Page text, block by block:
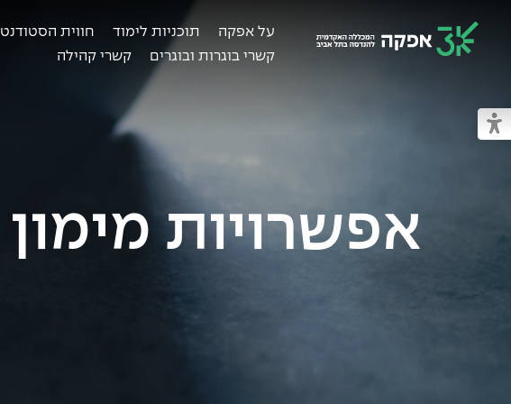
מעבר למצב נגיש
על אפקה תוכניות לימוד חווית הסטודנט
קשרי בוגרות ובוגרים
קשרי קהילה
אפשרויות מימון